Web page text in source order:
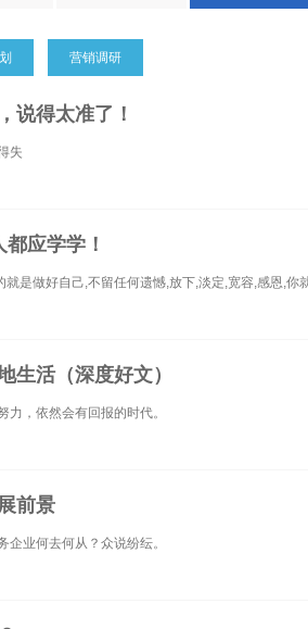
营销调研
说得太准了！
失
应学学！
是做好自己,不留任何遗憾,放下,淡定,宽容,感恩,你
生活（深度好文）
，依然会有回报的时代。
前景
企业何去何从？众说纷纭。